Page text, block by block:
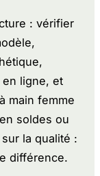
: vérifier
ligne, et
main femme
soldes ou
la qualité :
différence.